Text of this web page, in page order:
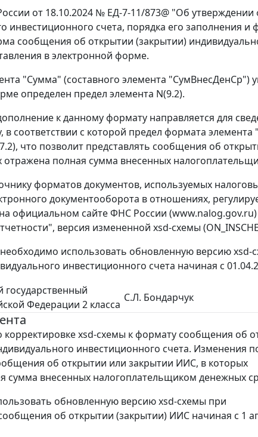
от 18.10.2024 № ЕД-7-11/873@ "Об
инвестиционного счета, порядка его заполнения
сообщения об открытии (закрытии)
в электронной форме.
"Сумма" (составного элемента "СумВнесДенСр")
определен предел элемента N(9.2).
к данному формату направляется для
в соответствии с которой предел формата
что позволит представлять сообщения об
отражена полная сумма внесенных
форматов документов, используемых
документооборота в отношениях,
официальном сайте ФНС России (www.nalog.gov.ru)
версия измененной xsd-схемы
использовать обновленную версию
инвестиционного счета начиная с
государственный
Федерации 2 класса
С.Л. Бондарчук
xsd-схемы к формату сообщения об
инвестиционного счета. Изменения
об открытии или закрытии ИИС, в которых
сумма внесенных налогоплательщиком денежных
обновленную версию xsd-схемы при
об открытии (закрытии) ИИС начиная с 1